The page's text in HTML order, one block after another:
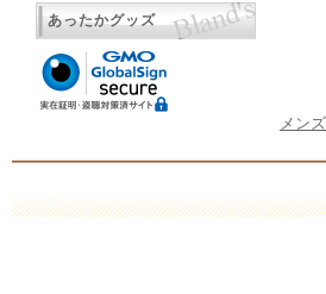
あったかグッズ
メンズ